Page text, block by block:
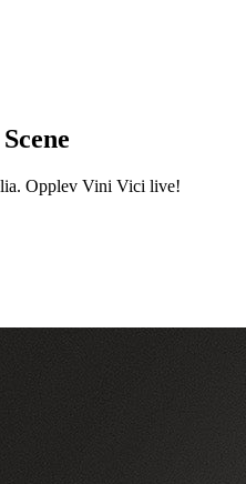
Opplev Vini Vici live!